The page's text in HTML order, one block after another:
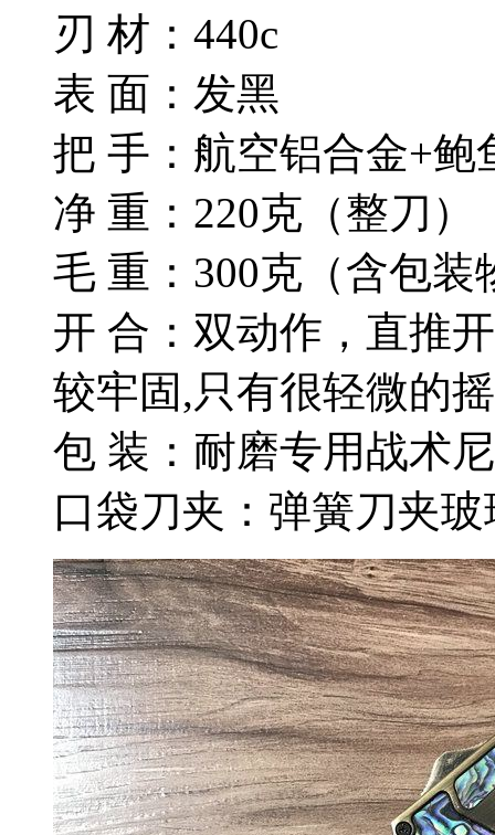
刃 材：440c
表 面：发黑
把 手：航空铝合金+鲍
净 重：220克（整刀）
毛 重：300克（含包装
开 合：双动作，直推
较牢固,只有很轻微的
包 装：耐磨专用战术
口袋刀夹：弹簧刀夹